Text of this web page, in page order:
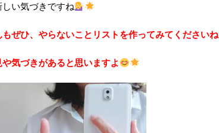
しい気づきですね
ぜひ、やらないことリストを作ってみてくださいね
気づきがあると思いますよ